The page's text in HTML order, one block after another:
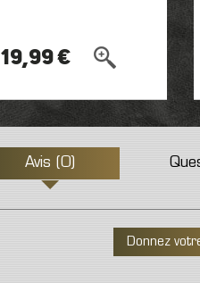
19,99 €
Avis (0)
Donnez